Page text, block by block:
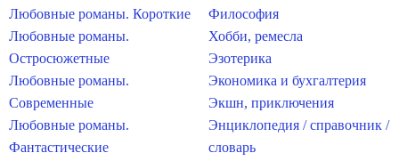
Любовные романы. Короткие
Любовные романы.
Остросюжетные
Любовные романы.
Современные
Любовные романы.
Фантастические
Философия
Хобби, ремесла
Эзотерика
Экономика и бухгалтерия
Экшн, приключения
Энциклопедия / справочник /
словарь